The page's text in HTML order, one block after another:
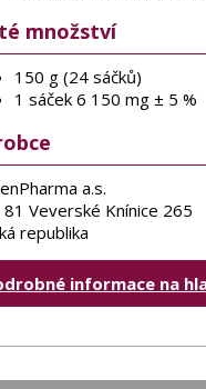
množství
150 g (24 sáčků)
1 sáček 6 150 mg ± 5 %
a.s.
Veverské Knínice 265
republika
informace na